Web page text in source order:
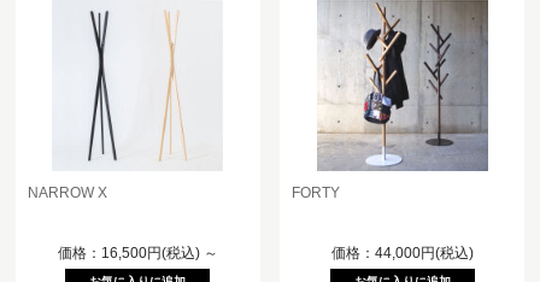
NARROW X
価格：16,500円(税込) ～
FORTY
価格：44,000円(税込)